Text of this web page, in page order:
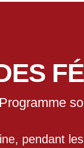
pendant